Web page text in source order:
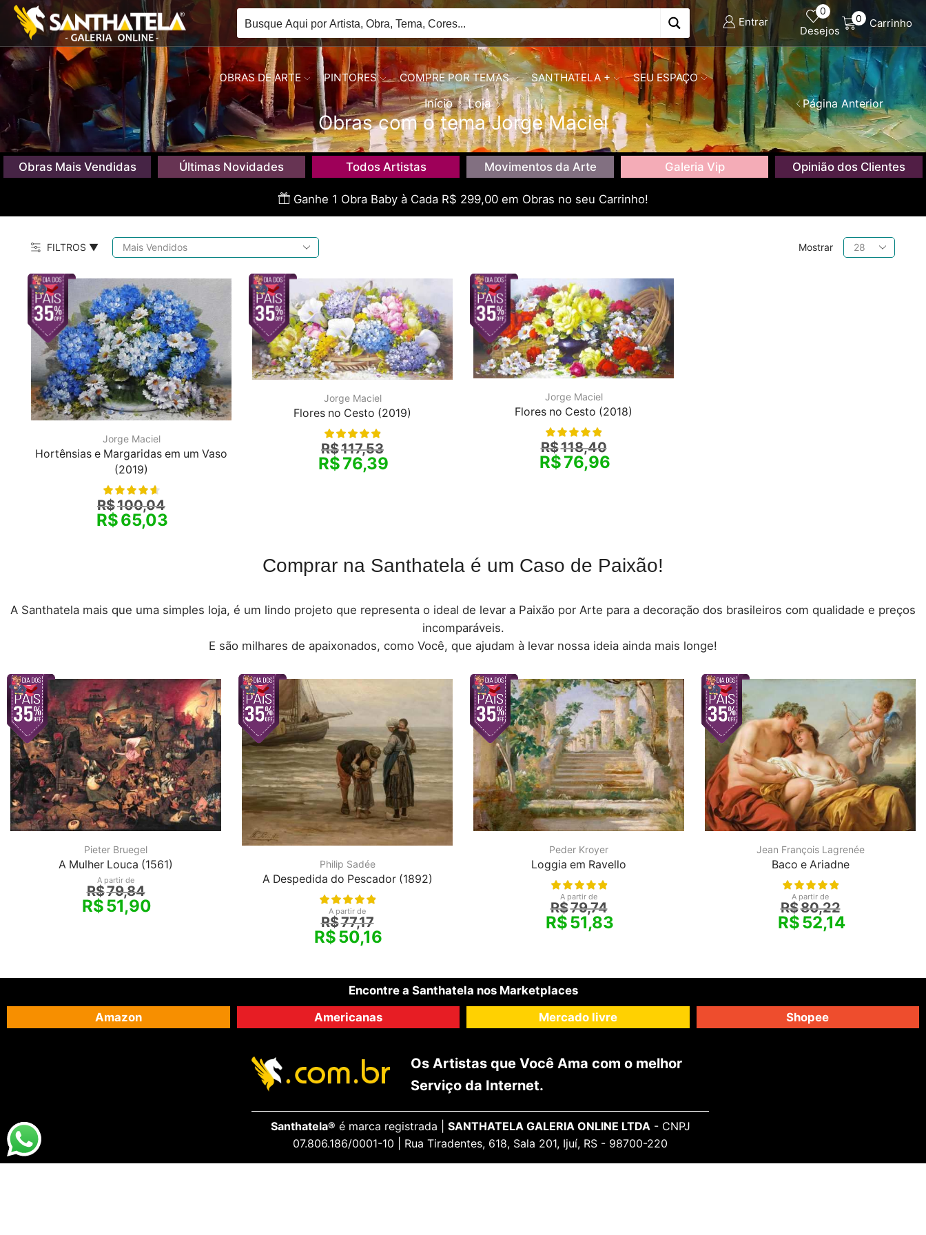
Entrar
0
Desejos
0 Carrinho
OBRAS DE ARTE PINTORES COMPRE POR TEMAS SANTHATELA + SEU ESPAÇO
Início Loja
Obras com o tema Jorge Maciel
Página Anterior
Obras Mais Vendidas Últimas Novidades Todos Artistas Movimentos da Arte Galeria Vip Opinião dos Clientes
Ganhe 1 Obra Baby à Cada R$ 299,00 em Obras no seu Carrinho!
FILTROS ▼ Mostrar
Produtos
por
Jorge Maciel
Hortênsias e Margaridas em um Vaso
(2019)
R$100,04
R$65,03
Jorge Maciel
Flores no Cesto (2019)
R$117,53
R$76,39
Jorge Maciel
Flores no Cesto (2018)
R$118,40
R$76,96
Comprar na Santhatela é um Caso de Paixão!
A Santhatela mais que uma simples loja, é um lindo projeto que representa o ideal de levar a Paixão por Arte para a decoração dos brasileiros com qualidade e preços
incomparáveis.
E são milhares de apaixonados, como Você, que ajudam à levar nossa ideia ainda mais longe!
Pieter Bruegel
A Mulher Louca (1561)
A partir de
R$79,84
R$51,90
Philip Sadée
A Despedida do Pescador (1892)
A partir de
R$77,17
R$50,16
Peder Kroyer
Loggia em Ravello
A partir de
R$79,74
R$51,83
Jean François Lagrenée
Baco e Ariadne
A partir de
R$80,22
R$52,14
Encontre a Santhatela nos Marketplaces
Amazon
Americanas Mercado livre Shopee
Os Artistas que Você Ama com o melhor
Serviço da Internet.
Santhatela® é marca registrada | SANTHATELA GALERIA ONLINE LTDA - CNPJ
07.806.186/0001-10 | Rua Tiradentes, 618, Sala 201, Ijuí, RS - 98700-220